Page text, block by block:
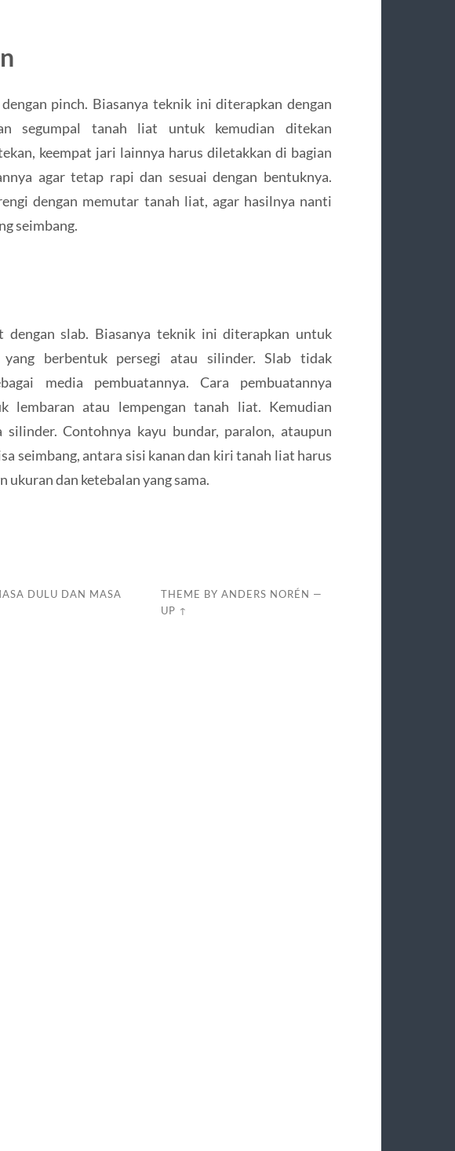
pinch. Biasanya teknik ini diterapkan dengan
segumpal tanah liat untuk kemudian ditekan
keempat jari lainnya harus diletakkan di bagian
agar tetap rapi dan sesuai dengan bentuknya.
dengan memutar tanah liat, agar hasilnya nanti
seimbang.
dengan slab. Biasanya teknik ini diterapkan untuk
yang berbentuk persegi atau silinder. Slab tidak
media pembuatannya. Cara pembuatannya
lembaran atau lempengan tanah liat. Kemudian
silinder. Contohnya kayu bundar, paralon, ataupun
seimbang, antara sisi kanan dan kiri tanah liat harus
dan ketebalan yang sama.
DULU DAN MASA
THEME BYANDERS NORÉN —
UP ↑